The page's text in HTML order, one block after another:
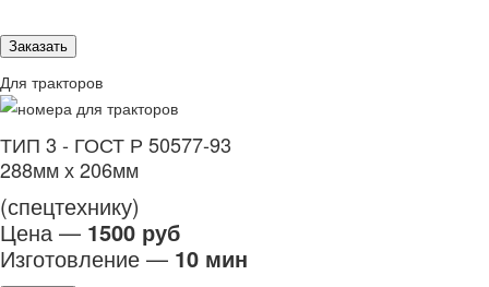
Заказать
Для тракторов
ТИП 3 - ГОСТ Р 50577-93
288мм х 206мм
(спецтехнику)
Цена — 1500 руб
Изготовление — 10 мин